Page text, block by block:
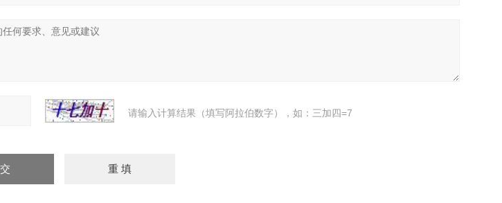
请输入计算结果（填写阿拉伯数字），如：三加四=7